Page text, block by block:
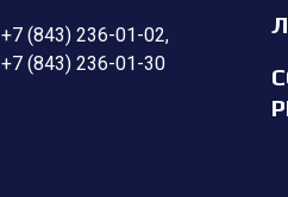
+7 (843) 236-01-02,
+7 (843) 236-01-30